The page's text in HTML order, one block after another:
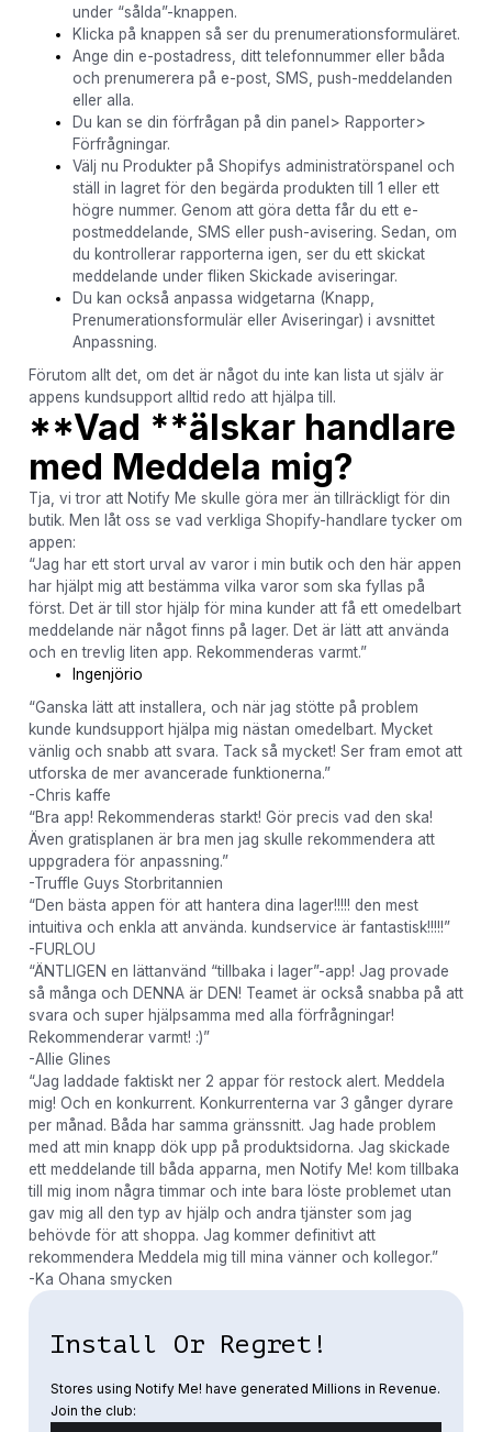
under “sålda”-knappen.
Klicka på knappen så ser du prenumerationsformuläret.
Ange din e-postadress, ditt telefonnummer eller båda
och prenumerera på e-post, SMS, push-meddelanden
eller alla.
Du kan se din förfrågan på din panel> Rapporter>
Förfrågningar.
Välj nu Produkter på Shopifys administratörspanel och
ställ in lagret för den begärda produkten till 1 eller ett
högre nummer. Genom att göra detta får du ett e-
postmeddelande, SMS eller push-avisering. Sedan, om
du kontrollerar rapporterna igen, ser du ett skickat
meddelande under fliken Skickade aviseringar.
Du kan också anpassa widgetarna (Knapp,
Prenumerationsformulär eller Aviseringar) i avsnittet
Anpassning.
Förutom allt det, om det är något du inte kan lista ut själv är
appens kundsupport alltid redo att hjälpa till.
**Vad **älskar handlare
med Meddela mig?
Tja, vi tror att Notify Me skulle göra mer än tillräckligt för din
butik. Men låt oss se vad verkliga Shopify-handlare tycker om
appen:
“Jag har ett stort urval av varor i min butik och den här appen
har hjälpt mig att bestämma vilka varor som ska fyllas på
först. Det är till stor hjälp för mina kunder att få ett omedelbart
meddelande när något finns på lager. Det är lätt att använda
och en trevlig liten app. Rekommenderas varmt.”
Ingenjörio
“Ganska lätt att installera, och när jag stötte på problem
kunde kundsupport hjälpa mig nästan omedelbart. Mycket
vänlig och snabb att svara. Tack så mycket! Ser fram emot att
utforska de mer avancerade funktionerna.”
-Chris kaffe
“Bra app! Rekommenderas starkt! Gör precis vad den ska!
Även gratisplanen är bra men jag skulle rekommendera att
uppgradera för anpassning.”
-Truffle Guys Storbritannien
“Den bästa appen för att hantera dina lager!!!!! den mest
intuitiva och enkla att använda. kundservice är fantastisk!!!!!”
-FURLOU
“ÄNTLIGEN en lättanvänd “tillbaka i lager”-app! Jag provade
så många och DENNA är DEN! Teamet är också snabba på att
svara och super hjälpsamma med alla förfrågningar!
Rekommenderar varmt! :)”
-Allie Glines
“Jag laddade faktiskt ner 2 appar för restock alert. Meddela
mig! Och en konkurrent. Konkurrenterna var 3 gånger dyrare
per månad. Båda har samma gränssnitt. Jag hade problem
med att min knapp dök upp på produktsidorna. Jag skickade
ett meddelande till båda apparna, men Notify Me! kom tillbaka
till mig inom några timmar och inte bara löste problemet utan
gav mig all den typ av hjälp och andra tjänster som jag
behövde för att shoppa. Jag kommer definitivt att
rekommendera Meddela mig till mina vänner och kollegor.”
-Ka Ohana smycken
Install Or Regret!
Stores using Notify Me! have generated Millions in Revenue.
Join the club: